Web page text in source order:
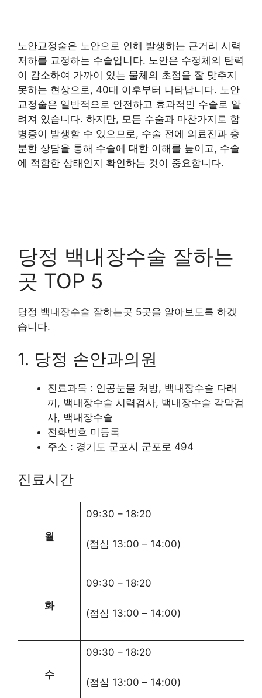
노안교정술은 노안으로 인해 발생하는 근거리 시력
저하를 교정하는 수술입니다. 노안은 수정체의 탄력
이 감소하여 가까이 있는 물체의 초점을 잘 맞추지
못하는 현상으로, 40대 이후부터 나타납니다. 노안
교정술은 일반적으로 안전하고 효과적인 수술로 알
려져 있습니다. 하지만, 모든 수술과 마찬가지로 합
병증이 발생할 수 있으므로, 수술 전에 의료진과 충
분한 상담을 통해 수술에 대한 이해를 높이고, 수술
에 적합한 상태인지 확인하는 것이 중요합니다.
당정 백내장수술 잘하는
곳 TOP 5
당정 백내장수술 잘하는곳 5곳을 알아보도록 하겠
습니다.
1. 당정 손안과의원
진료과목 : 인공눈물 처방, 백내장수술 다래
끼, 백내장수술 시력검사, 백내장수술 각막검
사, 백내장수술
전화번호 미등록
주소 : 경기도 군포시 군포로 494
진료시간
월
09:30 – 18:20
(점심 13:00 – 14:00)
화
09:30 – 18:20
(점심 13:00 – 14:00)
수
09:30 – 18:20
(점심 13:00 – 14:00)